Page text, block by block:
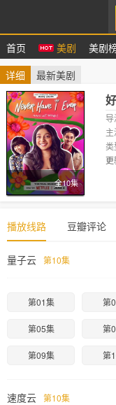
首页 美剧 美剧
详细 最新美剧
全10集
导
特
娜
更
播放线路 豆瓣评论
量子云 第10集
第01集 第
第05集 第
第09集 第
速度云 第10集